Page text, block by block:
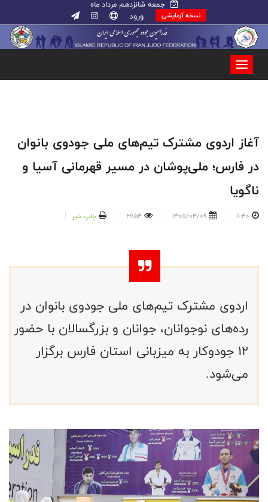
جمعه شانزدهم مرداد ماه
نسخه آزمایشی ورود
آغاز اردوی مشترک تیم‌های ملی جودوی بانوان
در فارس؛ ملی‌پوشان در مسیر قهرمانی آسیا و
ناگویا
11:40
1405/04/09
2654 چاپ خبر
اردوی مشترک تیم‌های ملی جودوی بانوان در
رده‌های نوجوانان، جوانان و بزرگسالان با حضور
۱۲ جودوکار به میزبانی استان فارس برگزار
می‌شود.